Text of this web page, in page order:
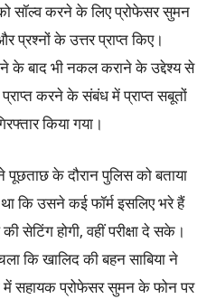
को सॉल्व करने के लिए प्रोफेसर सुमन
के उत्तर प्राप्त किए।
के बाद भी नकल कराने के उद्देश्य से
करने के संबंध में प्राप्त सबूतों
किया गया।
पूछताछ के दौरान पुलिस को बताया
कि उसने कई फॉर्म इसलिए भरे हैं
सेटिंग होगी, वहीं परीक्षा दे सके।
कि खालिद की बहन साबिया ने
में सहायक प्रोफेसर सुमन के फोन पर